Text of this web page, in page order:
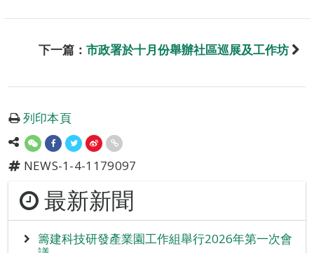
下一篇： 市政署於十月份舉辦社區巡展及工作坊
列印本頁
NEWS-1-4-1179097
最新新聞
籌建科技研發產業園工作組舉行2026年第一次會